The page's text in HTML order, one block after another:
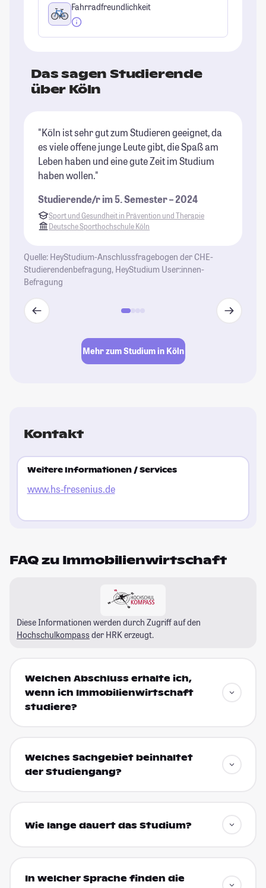
Fahrradfreundlichkeit
Das sagen Studierende
über Köln
"Köln ist sehr gut zum Studieren geeignet, da
es viele offene junge Leute gibt, die Spaß am
Leben haben und eine gute Zeit im Studium
haben wollen."
Studierende/r im 5. Semester – 2024
Sport und Gesundheit in Prävention und Therapie
Deutsche Sporthochschule Köln
Quelle: HeyStudium-Anschlussfragebogen der CHE-
Studierendenbefragung, HeyStudium User:innen-
Befragung
Mehr zum Studium in Köln
Kontakt
Weitere Informationen / Services
www.hs-fresenius.de
FAQ zu Immobilienwirtschaft
Diese Informationen werden durch Zugriff auf den
Hochschulkompass der HRK erzeugt.
Welchen Abschluss erhalte ich,
wenn ich Immobilienwirtschaft
studiere?
Welches Sachgebiet beinhaltet
der Studiengang?
Wie lange dauert das Studium?
In welcher Sprache finden die